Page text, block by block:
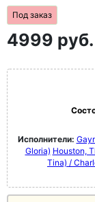
Под заказ
4999 руб.
Исполнители:
Gloria) Houston,
Tina) /